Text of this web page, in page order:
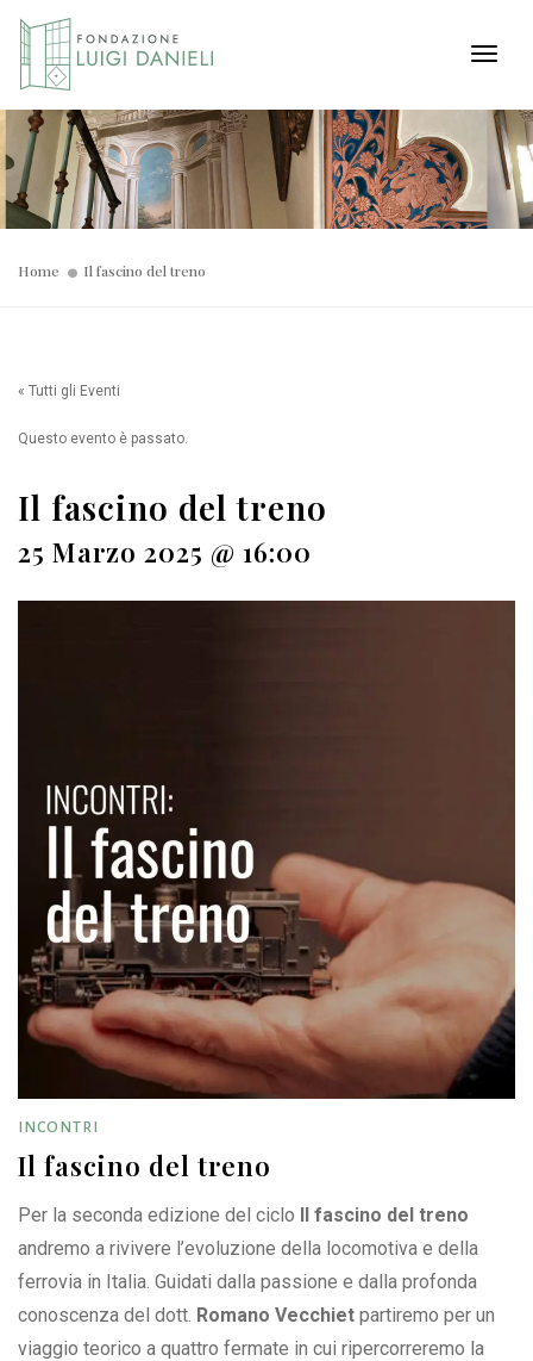
Home Il fascino del treno
« Tutti gli Eventi
Questo evento è passato.
Il fascino del treno
25 Marzo 2025 @ 16:00
INCONTRI
Il fascino del treno
Per la seconda edizione del ciclo Il fascino del treno
andremo a rivivere l’evoluzione della locomotiva e della
ferrovia in Italia. Guidati dalla passione e dalla profonda
conoscenza del dott. Romano Vecchiet partiremo per un
viaggio teorico a quattro fermate in cui ripercorreremo la